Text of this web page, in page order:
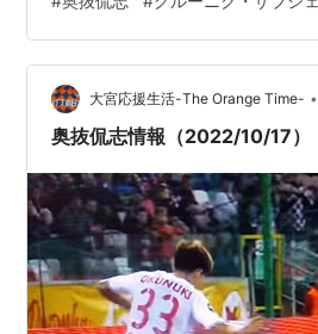
大宮応援生活-The Orange Time- •
奥抜侃志情報（2022/10/17）